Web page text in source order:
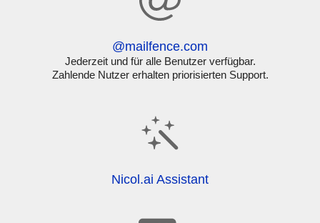
@mailfence.com
Jederzeit und für alle Benutzer verfügbar.
Zahlende Nutzer erhalten priorisierten Support.
Nicol.ai Assistant